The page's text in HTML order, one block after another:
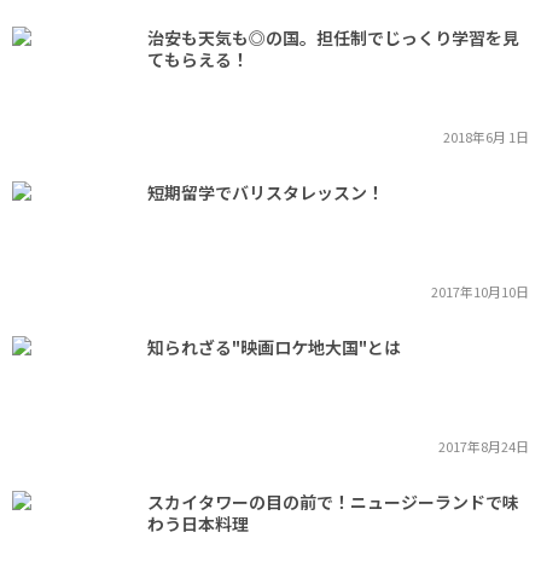
治安も天気も◎の国。担任制でじっくり学習を見
てもらえる！
2018年6月 1日
短期留学でバリスタレッスン！
2017年10月10日
知られざる"映画ロケ地大国"とは
2017年8月24日
スカイタワーの目の前で！ニュージーランドで味
わう日本料理